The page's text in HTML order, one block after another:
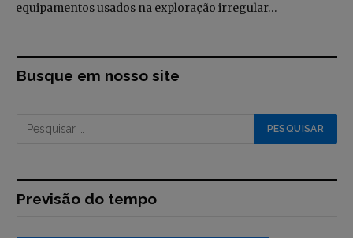
equipamentos usados na exploração irregular…
Busque em nosso site
Previsão do tempo